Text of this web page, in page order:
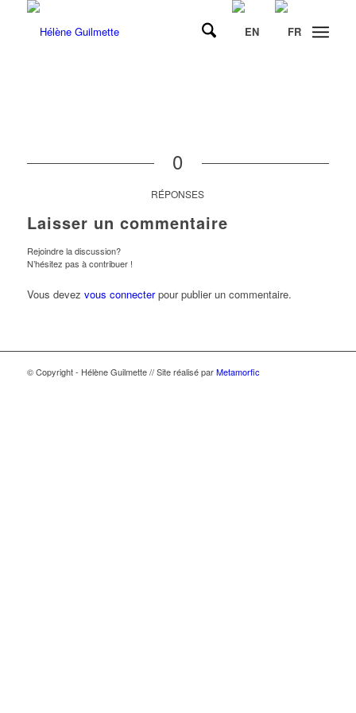
0
RÉPONSES
Laisser un commentaire
Rejoindre la discussion?
N’hésitez pas à contribuer !
Vous devez vous connecterpour publier un commentaire.
© Copyright - Hélène Guilmette // Site réalisé parMetamorfic